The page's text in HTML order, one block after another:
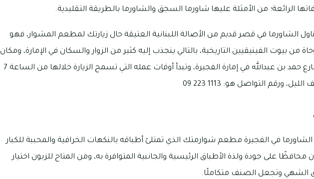
الرائعة؛ من الأمثلة عليها شاورما السجق والشاورما بالطريقة التقليدية.
الشاورما في قصر قديم من الأصالة اللبنانية العتيقة حال زيارتك لمطعم المشوار، فهو
بيوت الفينيقيين التاريخية، بالتالي ينجذب إليه كثير من الزوار والسكان في الإمارة، ومكان
مطعم المشوار هو شارع حمد بن عبدالله في إمارة الفجيرة، وتبدأ أوقات عمله التي تسمح الزيارة خلالها من الساعة 7
في الفجيرة مطعم شوارمتك الذي تمتلئ أطباقه بالنكهات الخرافية والمحببة للكبار
محافظًا على جودة ولذة الأطباق الرئيسية والجانبية المتوافرة به، ومن المتاح للزبون اختيار
وتجعل الصنف متكاملًا.